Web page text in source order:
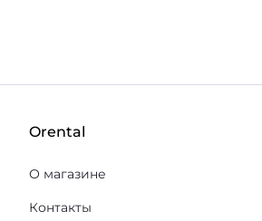
Orental
О магазине
Контакты